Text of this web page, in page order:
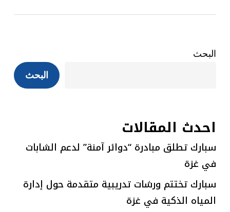
البحث
البحث
احدث المقالات
سبارك تطلق مبادرة “دوائر آمنة” لدعم الشابات
في غزة
سبارك تختتم ورشات تدريبية متقدمة حول إدارة
المياه الذكية في غزة